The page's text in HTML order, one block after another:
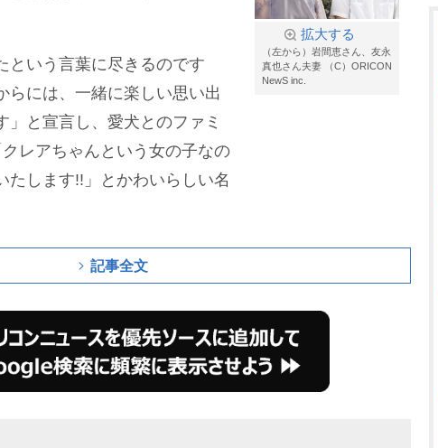
拡大する
（左から）岩間恵さん、友永
真也さん夫妻 （C）ORICON
NewS inc.
いう言葉に尽きるのです
らには、一緒に楽しい思い出
」と宣言し、愛犬とのファミ
レアちゃんという女の子なの
たします!!」とかわいらしい名
記事全文